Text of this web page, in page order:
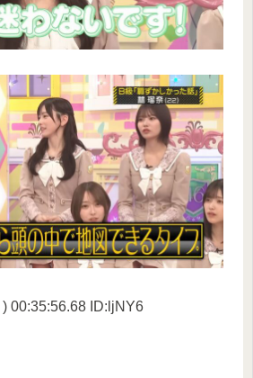
00:35:56.68 ID:ljNY6